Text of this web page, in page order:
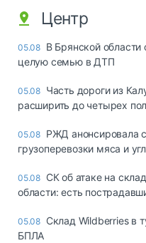
Центр
05.08 В Брянской области
целую семью в ДТП
05.08 Часть дороги из
расширить до четырех
05.08 РЖД анонсировала
грузоперевозки мяса и
05.08 СК об атаке на
области: есть
05.08 Склад Wildberries в
БПЛА